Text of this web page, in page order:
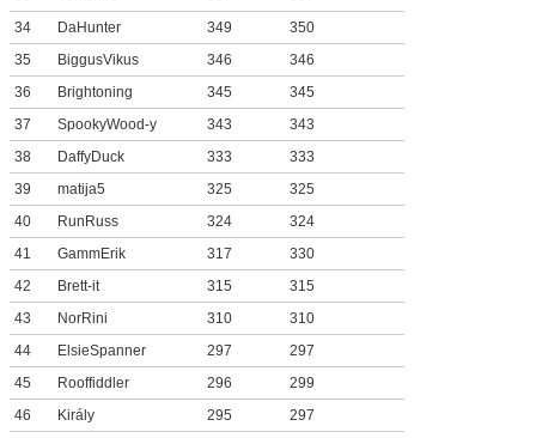
34
DaHunter 349
350
35
BiggusVikus 346
346
36
Brightoning 345
345
37
SpookyWood-y 343
343
38
DaffyDuck 333
333
39
matija5 325
325
40
RunRuss 324
324
41
GammErik 317
330
42
Brett-it 315
315
43
NorRini 310
310
44
ElsieSpanner 297
297
45
Rooffiddler 296
299
46
Király 295
297